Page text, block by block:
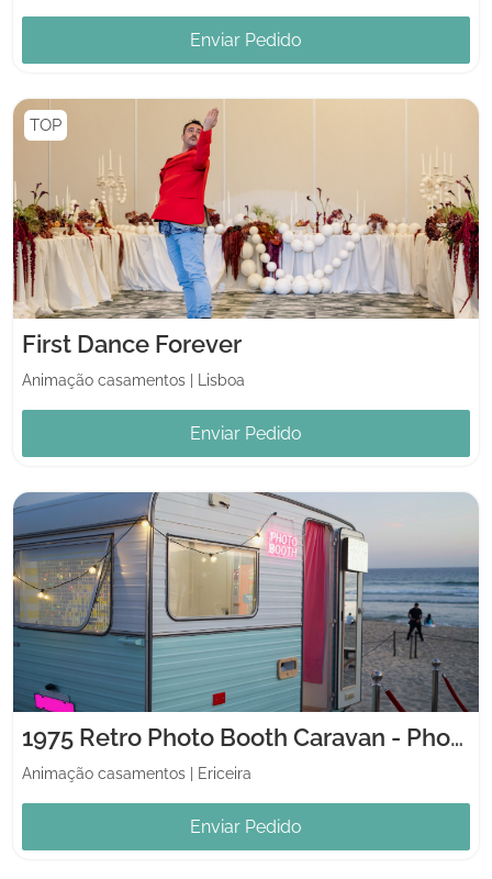
Enviar Pedido
TOP
First Dance Forever
Animação casamentos Lisboa
Enviar Pedido
1975 Retro Photo Booth Caravan - PhotoRex
Animação casamentos Ericeira
Enviar Pedido